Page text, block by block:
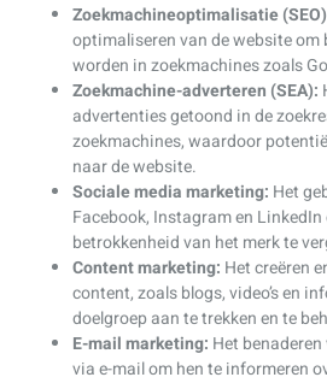
Zoekmachineoptimalisatie
optimaliseren van de website om
worden in zoekmachines zoals
Zoekmachine-adverteren (SEA):
advertenties getoond in de
zoekmachines, waardoor
naar de website.
Sociale media marketing: Het
Facebook, Instagram en
betrokkenheid van het merk te
Content marketing: Het creëren
content, zoals blogs, video’s en
doelgroep aan te trekken en te
E-mail marketing: Het
via e-mail om hen te informeren